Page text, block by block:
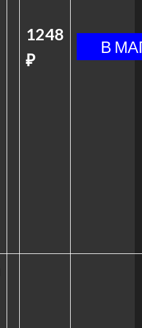
1248
₽